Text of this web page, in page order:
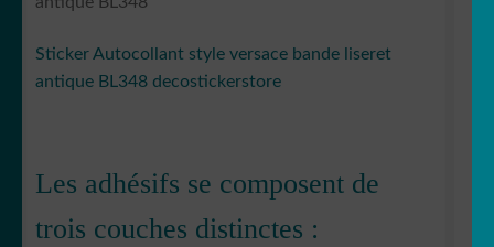
Sticker Autocollant style versace bande liseret
antique BL348 decostickerstore
Les adhésifs se composent de
trois couches distinctes :